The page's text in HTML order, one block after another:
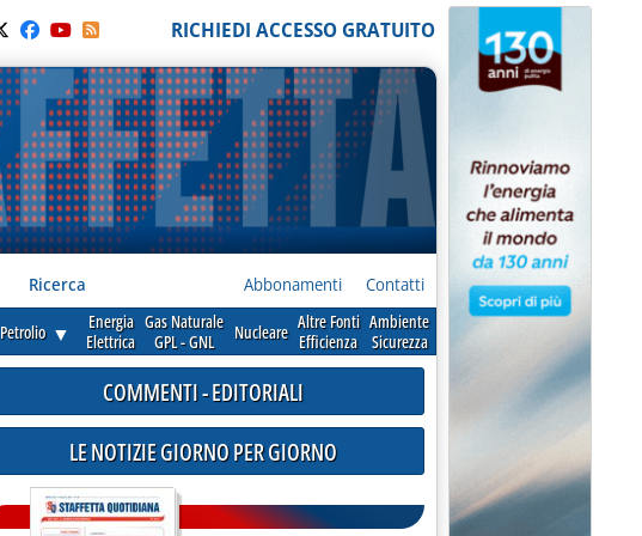
RICHIEDI ACCESSO GRATUITO
Ricerca Abbonamenti Contatti
Petrolio ▼
Energia
Elettrica
Gas Naturale
GPL - GNL
Nucleare Altre Fonti
Efficienza
Ambiente
Sicurezza
COMMENTI - EDITORIALI
LE NOTIZIE GIORNO PER GIORNO